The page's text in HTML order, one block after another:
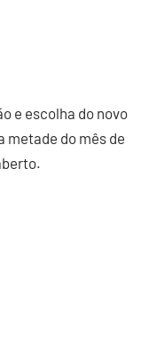
e escolha do novo
metade do mês de